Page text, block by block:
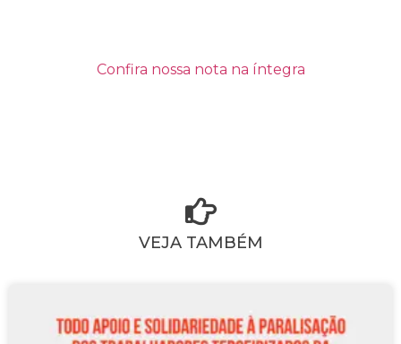
Confira nossa nota na íntegra
VEJA TAMBÉM